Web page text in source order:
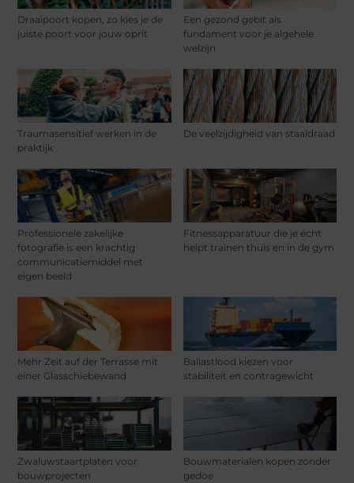
Draaipoort kopen, zo kies je de
juiste poort voor jouw oprit
Een gezond gebit als
fundament voor je algehele
welzijn
Traumasensitief werken in de
praktijk
De veelzijdigheid van staaldraad
Professionele zakelijke
fotografie is een krachtig
communicatiemiddel met
eigen beeld
Fitnessapparatuur die je écht
helpt trainen thuis en in de gym
Mehr Zeit auf der Terrasse mit
einer Glasschiebewand
Ballastlood kiezen voor
stabiliteit en contragewicht
Zwaluwstaartplaten voor
bouwprojecten
Bouwmaterialen kopen zonder
gedoe